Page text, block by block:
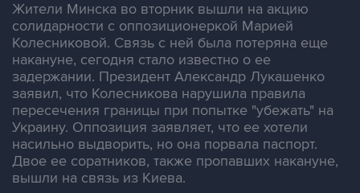
Жители Минска во вторник вышли на акцию
солидарности с оппозиционеркой Марией
Колесниковой. Связь с ней была потеряна еще
накануне, сегодня стало известно о ее
задержании. Президент Александр Лукашенко
заявил, что Колесникова нарушила правила
пересечения границы при попытке "убежать" на
Украину. Оппозиция заявляет, что ее хотели
насильно выдворить, но она порвала паспорт.
Двое ее соратников, также пропавших накануне,
вышли на связь из Киева.